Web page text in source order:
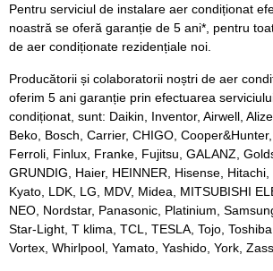
Pentru serviciul de instalare aer condiționat
noastră se oferă garanție de 5 ani*, pentru
de aer condiționate rezidențiale noi.
Producătorii și colaboratorii noștri de aer
oferim 5 ani garanție prin efectuarea
condiționat, sunt: Daikin, Inventor, Airwell,
Beko, Bosch, Carrier, CHIGO,
Ferroli, Finlux, Franke, Fujitsu, GALANZ,
GRUNDIG, Haier, HEINNER, Hisense, Hitachi,
Kyato, LDK, LG, MDV, Midea, MITSUBISHI
NEO, Nordstar, Panasonic, Platinium,
Star-Light, T klima, TCL, TESLA, Tojo,
Vortex, Whirlpool, Yamato, Yashido, York, Zass